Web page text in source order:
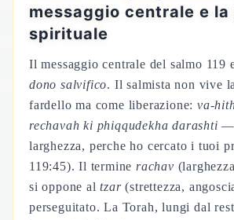
messaggio centrale e
spirituale
Il messaggio centrale del salmo 119
dono salvifico. Il salmista non vive
fardello ma come liberazione:va-
rechavah ki phiqqudekha darashti —
larghezza, perche ho cercato i tuoi
119:45). Il termine rachav
si oppone altzar(strettezza,
perseguitato. La Torah, lungi dal